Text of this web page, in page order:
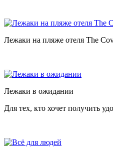
Лежаки на пляже отеля The
Лежаки в ожидании
Для тех, кто хочет получить